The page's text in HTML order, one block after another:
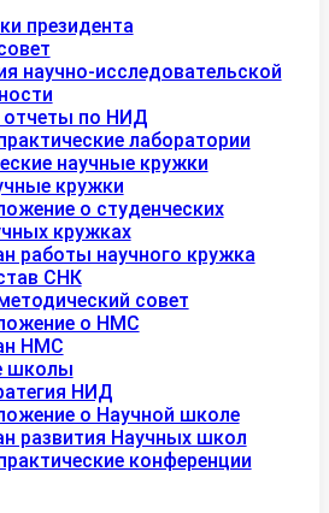
президента
научно-исследовательской
отчеты по НИД
лаборатории
научные кружки
кружки
о студенческих
кружках
работы научного кружка
СНК
совет
о НМС
НМС
школы
НИД
о Научной школе
развития Научных школ
конференции